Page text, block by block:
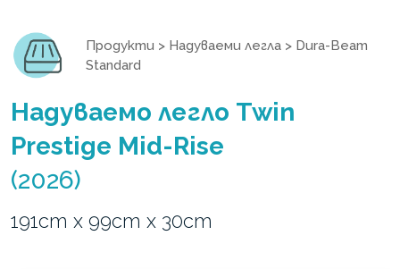
Продукти > Надуваеми легла > Dura-Beam
Standard
Надуваемо легло Twin
Prestige Mid-Rise
(2026)
191cm x 99cm x 30cm